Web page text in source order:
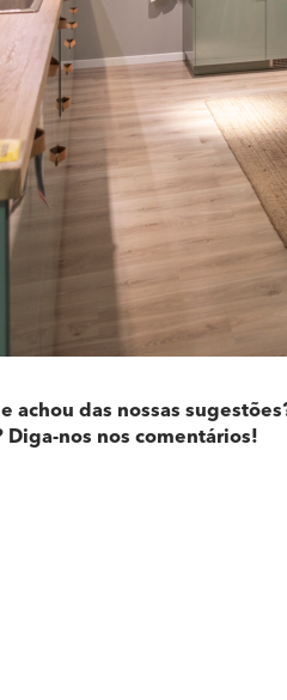
achou das nossas
Diga-nos nos comentários!